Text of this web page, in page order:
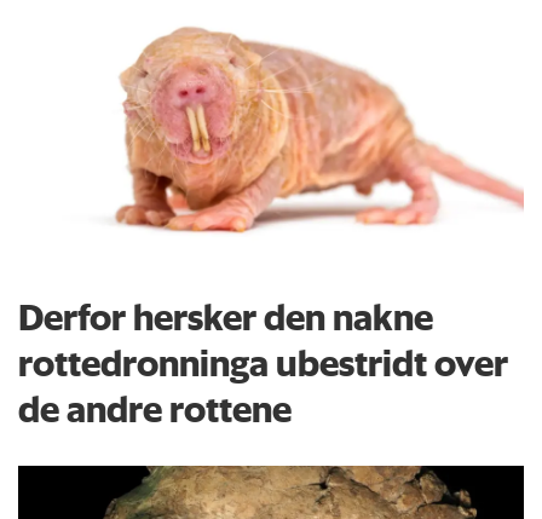
Derfor hersker den nakne
rottedronninga ubestridt over
de andre rottene